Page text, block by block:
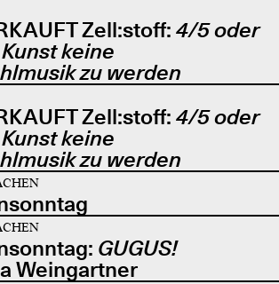
Zell:stoff: 4/5 oder
keine
zu werden
Zell:stoff: 4/5 oder
keine
zu werden
GUGUS!
Weingartner